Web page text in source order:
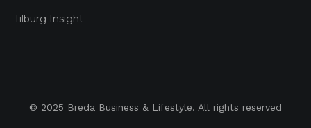
Tilburg Insight
© 2025 Breda Business & Lifestyle. All rights reserved